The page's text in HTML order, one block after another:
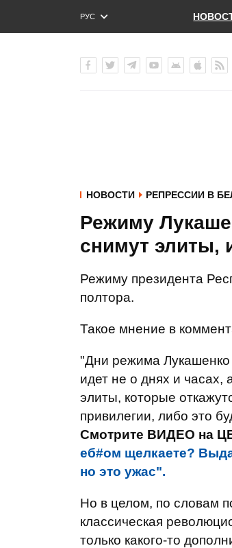
РУС
ENG
НОВОСТИ РЕПРЕССИИ В
Режиму
снимут элиты,
Режиму президента
полтора.
Такое мнение в
"Дни режима
идет не о днях и часах,
элиты, которые
привилегии, либо это
Смотрите ВИДЕО на
еб#ом щелкаете?
но это ужас".
Но в целом, по словам
классическая
только какого-то